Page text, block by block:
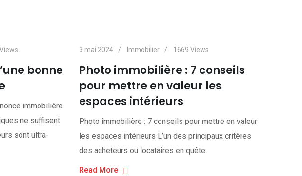
Views
bonne
immobilière
ne suffisent
sont ultra-
3 mai 2024 Immobilier 1669 Views
Photo immobilière : 7 conseils
pour mettre en valeur les
espaces intérieurs
Photo immobilière : 7 conseils pour mettre en valeur
les espaces intérieurs L’un des principaux critères
des acheteurs ou locataires en quête
Read More